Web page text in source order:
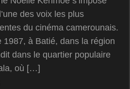
des voix les plus
du cinéma camerounais.
1987, à Batié, dans la région
dans le quartier populaire
où […]